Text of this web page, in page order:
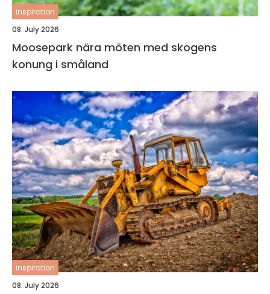
inspiration
08. July 2026
Moosepark nära möten med skogens
konung i småland
inspiration
08. July 2026